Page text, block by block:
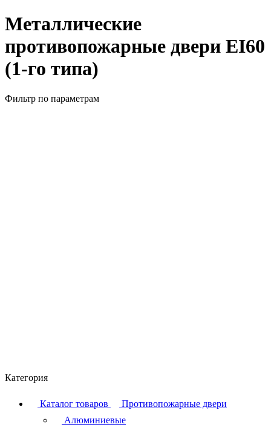
Металлические
противопожарные двери EI60
(1-го типа)
Фильтр по параметрам
Категория
Каталог товаров
Противопожарные двери
Алюминиевые